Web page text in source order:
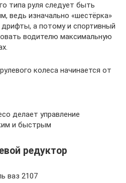
типа руля следует быть
ведь изначально «шестёрка»
дрифты, а потому и спортивный
водителю максимальную
колеса начинается от
делает управление
и быстрым
редуктор
ваз 2107